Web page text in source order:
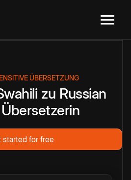
ÜBERSETZUNG
zu Russian
Übersetzerin
started for free